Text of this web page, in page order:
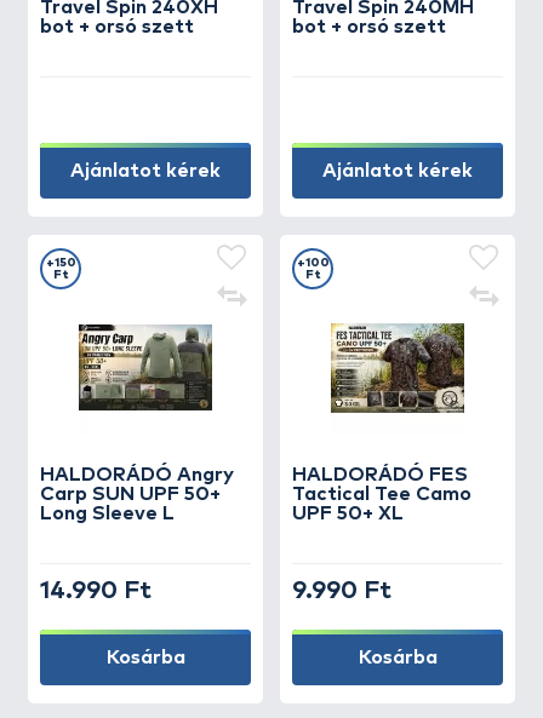
Travel Spin 240XH
bot + orsó szett
Ajánlatot kérek
Travel Spin 240MH
bot + orsó szett
Ajánlatot kérek
HALDORÁDÓ Angry
Carp SUN UPF 50+
Long Sleeve L
+150
Ft
14.990 Ft
Kosárba
HALDORÁDÓ FES
Tactical Tee Camo
UPF 50+ XL
+100
Ft
9.990 Ft
Kosárba